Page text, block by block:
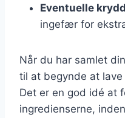
Eventuelle
ingefær for
Når du har samlet
til at begynde at
Det er en god idé at
ingredienserne,